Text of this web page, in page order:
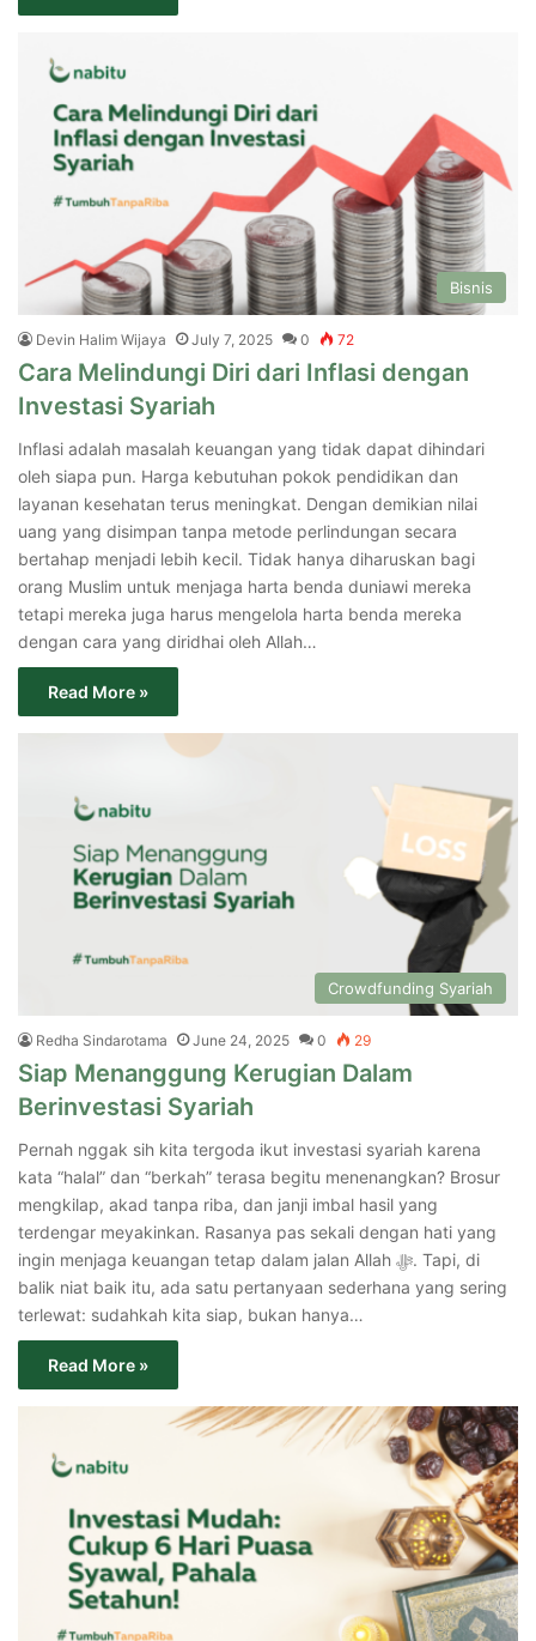
Bisnis
Devin Halim Wijaya July 7, 2025 0 72
Cara Melindungi Diri dari Inflasi dengan
Investasi Syariah
Inflasi adalah masalah keuangan yang tidak dapat dihindari
oleh siapa pun. Harga kebutuhan pokok pendidikan dan
layanan kesehatan terus meningkat. Dengan demikian nilai
uang yang disimpan tanpa metode perlindungan secara
bertahap menjadi lebih kecil. Tidak hanya diharuskan bagi
orang Muslim untuk menjaga harta benda duniawi mereka
tetapi mereka juga harus mengelola harta benda mereka
dengan cara yang diridhai oleh Allah…
Read More »
Crowdfunding Syariah
Redha Sindarotama June 24, 2025 0 29
Siap Menanggung Kerugian Dalam
Berinvestasi Syariah
Pernah nggak sih kita tergoda ikut investasi syariah karena
kata “halal” dan “berkah” terasa begitu menenangkan? Brosur
mengkilap, akad tanpa riba, dan janji imbal hasil yang
terdengar meyakinkan. Rasanya pas sekali dengan hati yang
ingin menjaga keuangan tetap dalam jalan Allah ﷻ. Tapi, di
balik niat baik itu, ada satu pertanyaan sederhana yang sering
terlewat: sudahkah kita siap, bukan hanya…
Read More »